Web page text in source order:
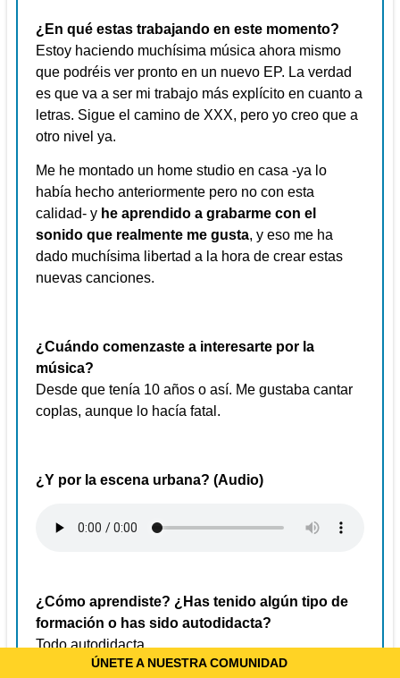
ÚNETE A NUESTRA COMUNIDAD
¿En qué estas trabajando en este momento?
Estoy haciendo muchísima música ahora mismo
que podréis ver pronto en un nuevo EP. La verdad
es que va a ser mi trabajo más explícito en cuanto a
letras. Sigue el camino de XXX, pero yo creo que a
otro nivel ya.
Me he montado un home studio en casa -ya lo
había hecho anteriormente pero no con esta
calidad- y he aprendido a grabarme con el
sonido que realmente me gusta, y eso me ha
dado muchísima libertad a la hora de crear estas
nuevas canciones.
¿Cuándo comenzaste a interesarte por la
música?
Desde que tenía 10 años o así. Me gustaba cantar
coplas, aunque lo hacía fatal.
¿Y por la escena urbana? (Audio)
¿Cómo aprendiste? ¿Has tenido algún tipo de
formación o has sido autodidacta?
Todo autodidacta.